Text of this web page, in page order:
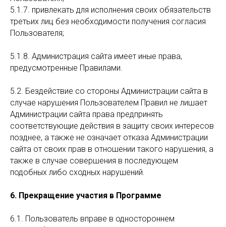
5.1.7. привлекать для исполнения своих обязательств
третьих лиц без необходимости получения согласия
Пользователя;
5.1.8. Администрация сайта имеет иные права,
предусмотренные Правилами.
5.2. Бездействие со стороны Администрации сайта в
случае нарушения Пользователем Правил не лишает
Администрации сайта права предпринять
соответствующие действия в защиту своих интересов
позднее, а также не означает отказа Администрации
сайта от своих прав в отношении такого нарушения, а
также в случае совершения в последующем
подобных либо сходных нарушений.
6. Прекращение участия в Программе
6.1. Пользователь вправе в одностороннем